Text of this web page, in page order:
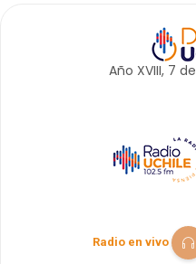
Año XVIII, 7 de
Radio en vivo